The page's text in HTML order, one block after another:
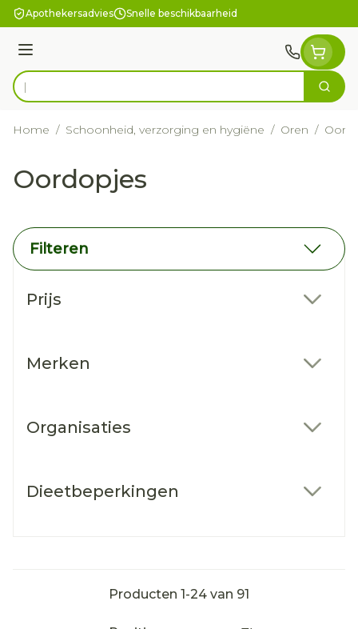
Ga naar de inhoud
Apothekersadvies Snelle beschikbaarheid
Menu
Product, merk, categorie... Zoek
Home / Schoonheid, verzorging en hygiëne / Oren /
Oordopjes
Filteren
Prijs
Merken
Organisaties
Dieetbeperkingen
Producten 1-24 van 91